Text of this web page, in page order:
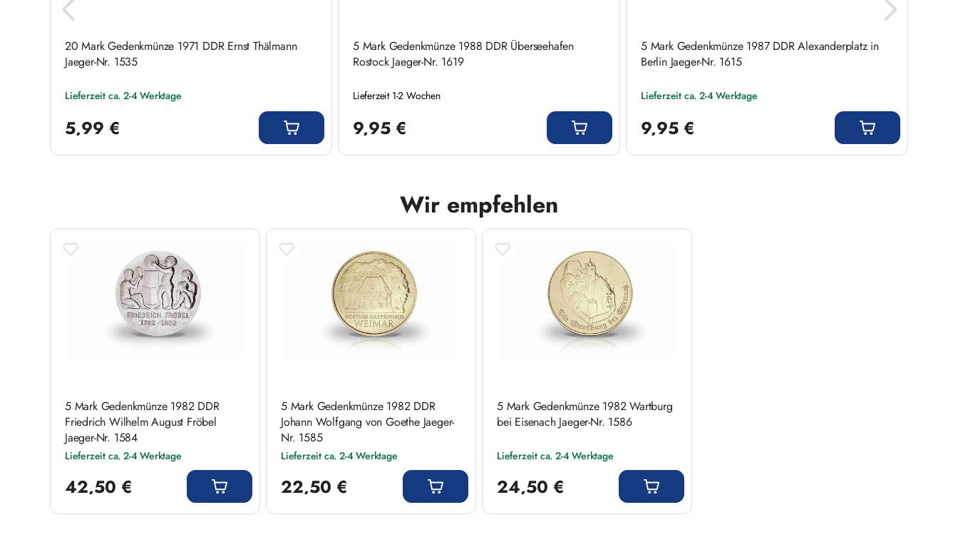
20 Mark Gedenkmünze 1971 DDR Ernst Thälmann
Jaeger-Nr. 1535
Lieferzeit ca. 2-4 Werktage
5,99 €
5 Mark Gedenkmünze 1988 DDR Überseehafen
Rostock Jaeger-Nr. 1619
Lieferzeit 1-2 Wochen
9,95 €
5 Mark Gedenkmünze 1987 DDR Alexanderplatz in
Berlin Jaeger-Nr. 1615
Lieferzeit ca. 2-4 Werktage
9,95 €
Wir empfehlen
Produktgalerie überspringen
5 Mark Gedenkmünze 1982 DDR
Friedrich Wilhelm August Fröbel
Jaeger-Nr. 1584
Lieferzeit ca. 2-4 Werktage
42,50 €
5 Mark Gedenkmünze 1982 DDR
Johann Wolfgang von Goethe Jaeger-
Nr. 1585
Lieferzeit ca. 2-4 Werktage
22,50 €
5 Mark Gedenkmünze 1982 Wartburg
bei Eisenach Jaeger-Nr. 1586
Lieferzeit ca. 2-4 Werktage
24,50 €